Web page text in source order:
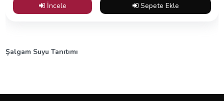
İncele Sepete Ekle
Şalgam Suyu Tanıtımı